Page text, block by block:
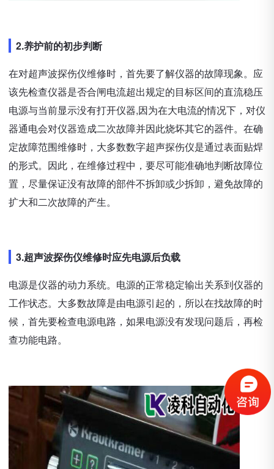
2.养护前的初步判断
在对超声波探伤仪维修时，首先要了解仪器的故障现象。应
该先检查仪器是否合闸电流超出规定的目标区间的直流稳压
电源与当前显示没有打开仪器,因为在大电流的情况下，对仪
器通电会对仪器造成二次故障并因此烧坏其它的器件。在确
定故障范围维修时，大多数数字超声探伤仪是通过表面贴焊
的形式。因此，在维修过程中，要尽可能准确地判断故障位
置，尽量保证没有故障的部件不拆卸或少拆卸，避免故障的
扩大和二次故障的产生。
3.超声波探伤仪维修时应先电源后负载
电源是仪器的动力系统。电源的正常稳定输出关系到仪器的
工作状态。大多数故障是由电源引起的，所以在找故障的时
候，首先要检查电源电路，如果电源没有发现问题后，再检
查功能电路。